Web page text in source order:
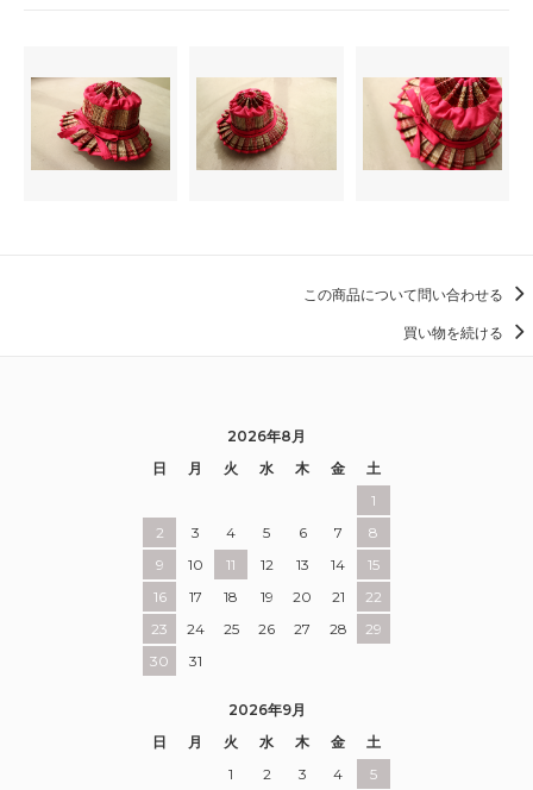
この商品について問い合わせる
買い物を続ける
2026年8月
日
月 火 水 木 金
土
1
2
3 4 5 6 7
8
9
10 11 12 13 14
15
16
17 18 19 20 21
22
23
24 25 26 27 28
29
30
31
2026年9月
日
月 火 水 木 金
土
1
2 3 4
5